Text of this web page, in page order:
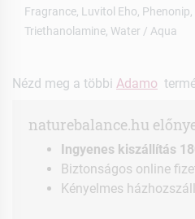
Fragrance, Luvitol Eho, Phenonip,
Triethanolamine, Water / Aqua
Nézd meg a többi Adamo
naturebalance.hu
Ingyenes kiszállítás
Biztonságos online
Kényelmes